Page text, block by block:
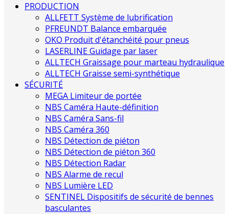
PRODUCTION
ALLFETT Système de lubrification
PFREUNDT Balance embarquée
OKO Produit d'étanchéité pour pneus
LASERLINE Guidage par laser
ALLTECH Graissage pour marteau hydraulique
ALLTECH Graisse semi-synthétique
SÉCURITÉ
MEGA Limiteur de portée
NBS Caméra Haute-définition
NBS Caméra Sans-fil
NBS Caméra 360
NBS Détection de piéton
NBS Détection de piéton 360
NBS Détection Radar
NBS Alarme de recul
NBS Lumière LED
SENTINEL Dispositifs de sécurité de bennes
basculantes